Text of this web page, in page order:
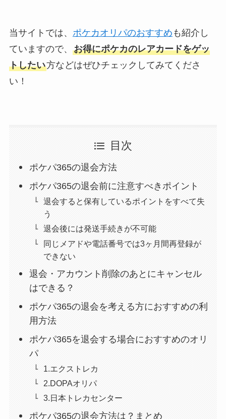
当サイトでは、 ポケカオリパのおすすめ も紹介し
ていますので、 お得にポケカのレアカードをゲッ
トしたい方などはぜひチェックしてみてくださ
い！
目次
ポケパ365の退会方法
ポケパ365の退会前に注意すべきポイント
退会すると保有しているポイントをすべて失
う
退会後には発送手続きが不可能
同じメアドや電話番号では3ヶ月間再登録が
できない
退会・アカウント削除のあとにキャンセル
はできる？
ポケパ365の退会を考える方におすすめの利
用方法
ポケパ365を退会する場合におすすめのオリ
パ
1.エクストレカ
2.DOPAオリパ
3.日本トレカセンター
ポケパ365の退会方法は？まとめ